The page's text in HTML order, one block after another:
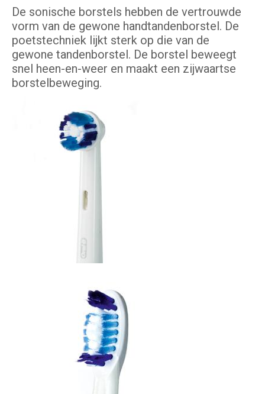
De sonische borstels hebben de vertrouwde
vorm van de gewone handtandenborstel. De
poetstechniek lijkt sterk op die van de
gewone tandenborstel. De borstel beweegt
snel heen-en-weer en maakt een zijwaartse
borstelbeweging.